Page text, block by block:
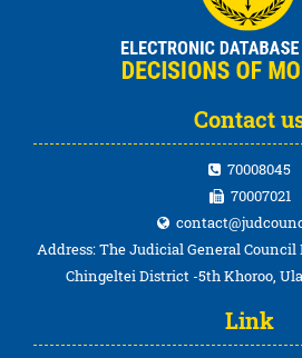
Contact
70008045
70007021
Address: The Judicial General Council
Chingeltei District -5th Khoroo,
Link